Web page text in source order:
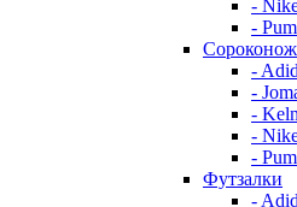
-
-
-
-
-
-
-
Футзалки
-